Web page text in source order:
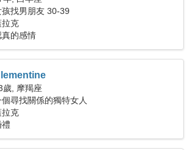
孩找男朋友 30-39
拉克
真的感情
歲, 摩羯座
個尋找關係的獨特女人
拉克
禮